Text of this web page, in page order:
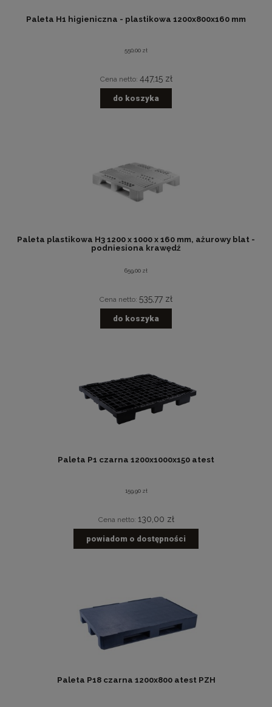
Paleta H1 higieniczna - plastikowa 1200x800x160 mm
550,00 zł
Cena netto: 447,15 zł
do koszyka
Paleta plastikowa H3 1200 x 1000 x 160 mm, ażurowy blat -
podniesiona krawędź
659,00 zł
Cena netto: 535,77 zł
do koszyka
Paleta P1 czarna 1200x1000x150 atest
159,90 zł
Cena netto: 130,00 zł
powiadom o dostępności
Paleta P18 czarna 1200x800 atest PZH